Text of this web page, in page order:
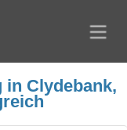
in Clydebank,